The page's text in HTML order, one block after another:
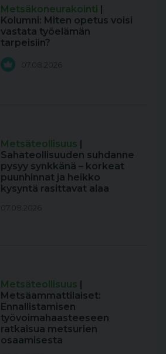
Metsäkoneurakointi
Kolumni: Miten opetus voisi
vastata työelämän
tarpeisiin?
07.08.2026
Metsäteollisuus
Sahateollisuuden suhdanne
pysyy synkkänä – korkeat
puunhinnat ja heikko
kysyntä rasittavat alaa
07.08.2026
Metsäteollisuus
Metsäammattilaiset:
Ennallistamisen
työvoimahaasteeseen
ratkaisua metsurien
osaamisesta